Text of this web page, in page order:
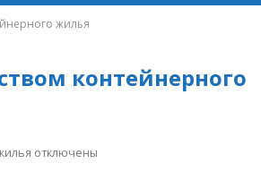
жилья
контейнерного
отключены